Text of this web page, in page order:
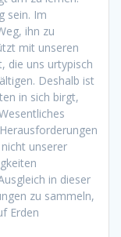
sein. Im
ihn zu
mit unseren
die uns urtypisch
Deshalb ist
in sich birgt,
unserer
in dieser
zu sammeln,
Erden